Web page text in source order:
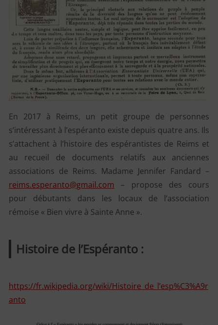
En 2017 à Reims, un petit groupe de personnes
s’intéressant à l’espéranto existe depuis quatre ans. Ils
s’attachent à l’histoire des espérantistes de Reims et
au recueil de documents relatifs aux anciennes
associations de Reims. Madame Jennifer Fandard –
reims.esperanto@gmail.com – propose des cours
pour débutants dans les locaux de l’association
rémoise « Bien vivre à Sainte Anne ».
Histoire de l’Espéranto :
https://fr.wikipedia.org/wiki/Histoire_de_l’esp%C3%A9r
anto